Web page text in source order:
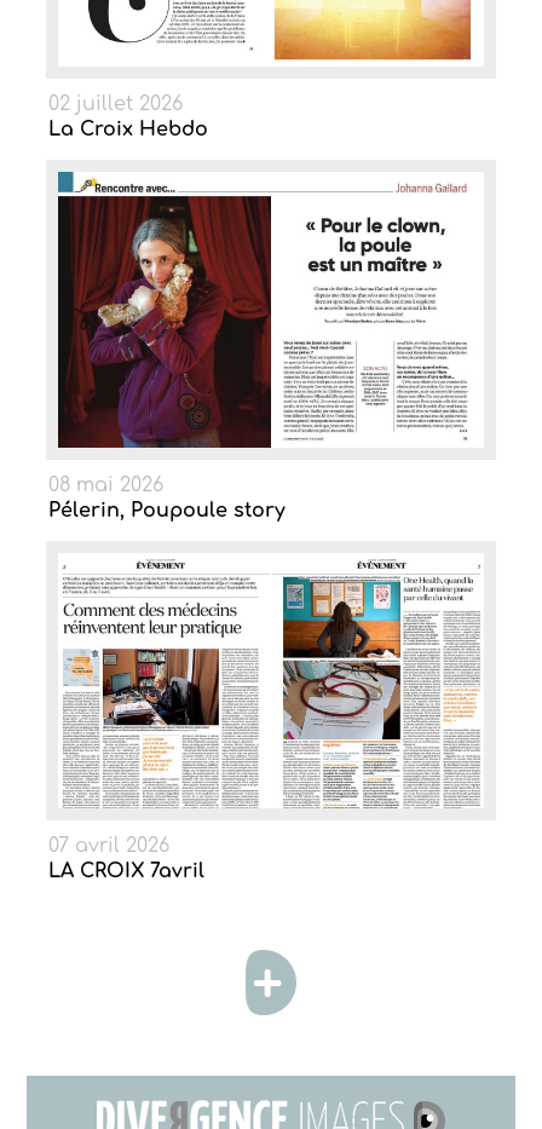
02 juillet 2026
La Croix Hebdo
08 mai 2026
Pélerin, Poupoule story
07 avril 2026
LA CROIX 7avril